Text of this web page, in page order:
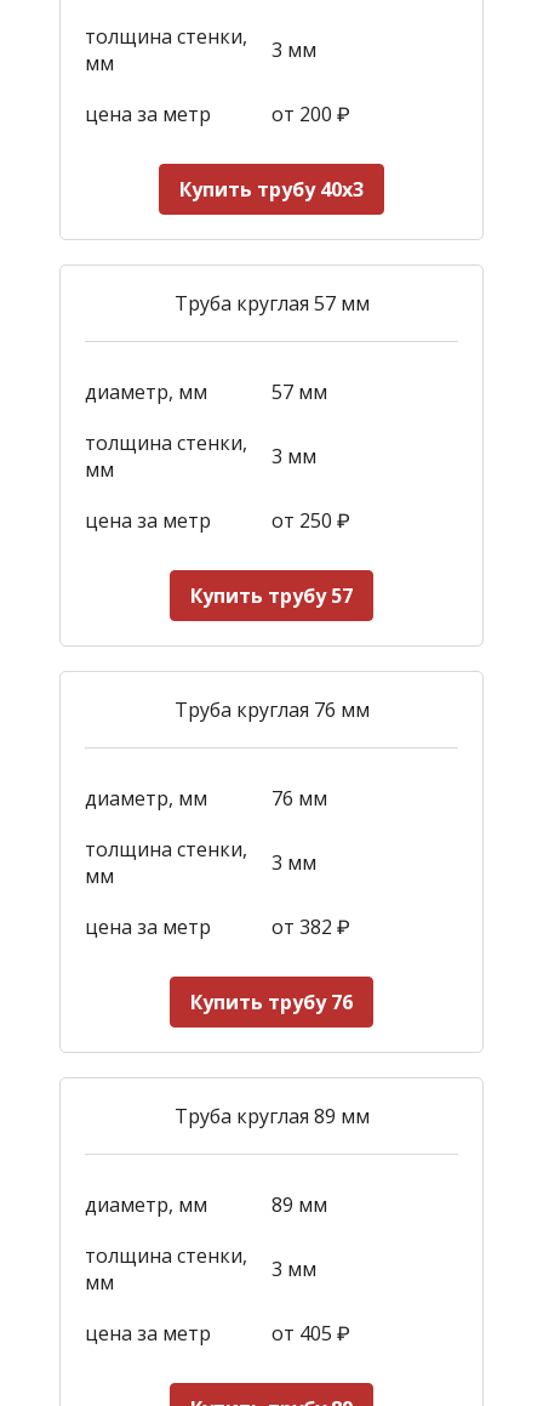
толщина стенки,
мм
3 мм
цена за метр от 200 ₽
Купить трубу 40х3
Труба круглая 57 мм
диаметр, мм
57 мм
толщина стенки,
мм
3 мм
цена за метр от 250 ₽
Купить трубу 57
Труба круглая 76 мм
диаметр, мм
76 мм
толщина стенки,
мм
3 мм
цена за метр от 382 ₽
Купить трубу 76
Труба круглая 89 мм
диаметр, мм
89 мм
толщина стенки,
мм
3 мм
цена за метр от 405 ₽